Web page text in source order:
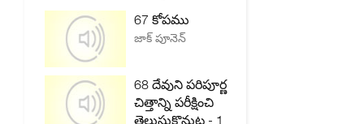
67 కోపము
జాక్ పూనెన్
68 దేవుని పరిపూర్ణ
చిత్తాన్ని పరీక్షించి
తెలుసుకొనుట - 1